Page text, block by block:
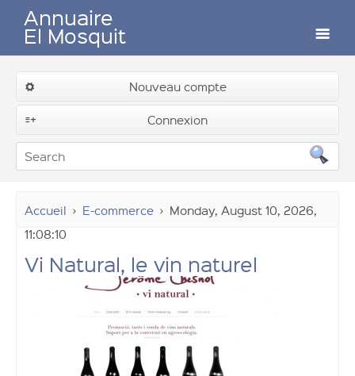
Annuaire
El Mosquit
Auteurs
Nouveau compte
Connexion
Soumettre un lien
Accueil E-commerce
Monday, August 10, 2026,
11:08:10
Vi Natural, le vin naturel